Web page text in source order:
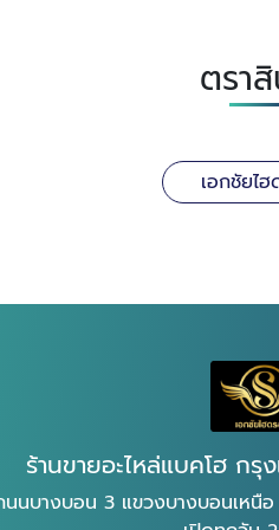
ตรา
เอกชัยไ
ร้านขายอะไหล่แบคโฮ ก
นนบางบอน 3 แขวงบางบอนเหนื